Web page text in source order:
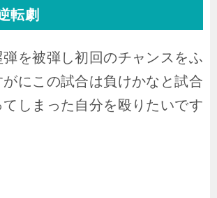
転劇
を被弾し初回のチャンスをふ
にこの試合は負けかなと試合
てしまった自分を殴りたいです